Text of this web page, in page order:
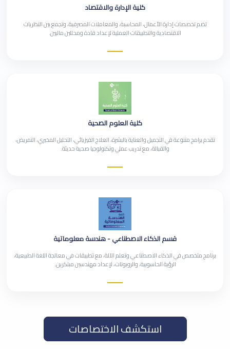
كلية الإدارة والاقتصاد
تضم تخصصات إدارة الأعمال، المحاسبة، والمعاملات المصرفية، وتجمع بين النظريات
الاقتصادية والتطبيقات العملية لإعداد قادة ومحللين ماليين.
كلية العلوم الصحية
تقدم برامج متنوعة في التجميل والعناية بالبشرة، العلاج الفيزيائي، التحليل المخبري، التمريض،
والقبالة، مع تدريب عملي وتكنولوجيا صحية حديثة.
قسم الذكاء الاصطناعي - هندسة معلوماتية
برنامج متخصص في الذكاء الاصطناعي وتعلم الآلة، مع تطبيقات في معالجة اللغة الطبيعية،
الرؤية الحاسوبية، والروبوتات، لإعداد مهندسين مبتكرين.
استكشف الاختصاصات